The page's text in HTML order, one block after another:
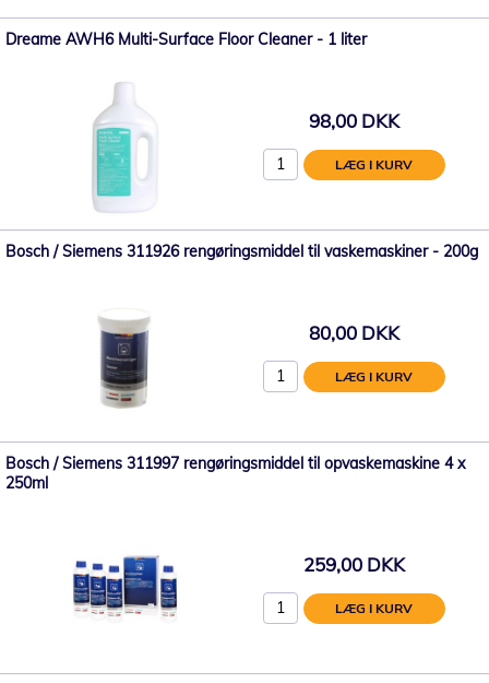
Dreame AWH6 Multi-Surface Floor Cleaner - 1 liter
98,00 DKK
LÆG I KURV
Bosch / Siemens 311926 rengøringsmiddel til vaskemaskiner - 200g
80,00 DKK
LÆG I KURV
Bosch / Siemens 311997 rengøringsmiddel til opvaskemaskine 4 x
250ml
259,00 DKK
LÆG I KURV